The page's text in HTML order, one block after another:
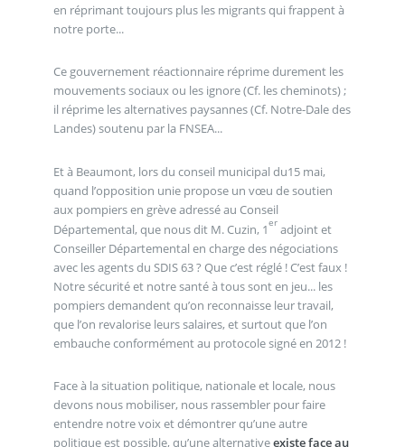
en réprimant toujours plus les migrants qui frappent à
notre porte...
Ce gouvernement réactionnaire réprime durement les
mouvements sociaux ou les ignore (Cf. les cheminots) ;
il réprime les alternatives paysannes (Cf. Notre-Dale des
Landes) soutenu par la FNSEA...
Et à Beaumont, lors du conseil municipal du15 mai,
quand l’opposition unie propose un vœu de soutien
aux pompiers en grève adressé au Conseil
Départemental, que nous dit M. Cuzin, 1er adjoint et
Conseiller Départemental en charge des négociations
avec les agents du SDIS 63 ? Que c’est réglé ! C’est faux !
Notre sécurité et notre santé à tous sont en jeu... les
pompiers demandent qu’on reconnaisse leur travail,
que l’on revalorise leurs salaires, et surtout que l’on
embauche conformément au protocole signé en 2012 !
Face à la situation politique, nationale et locale, nous
devons nous mobiliser, nous rassembler pour faire
entendre notre voix et démontrer qu’une autre
politique est possible, qu’une alternativeexiste face au